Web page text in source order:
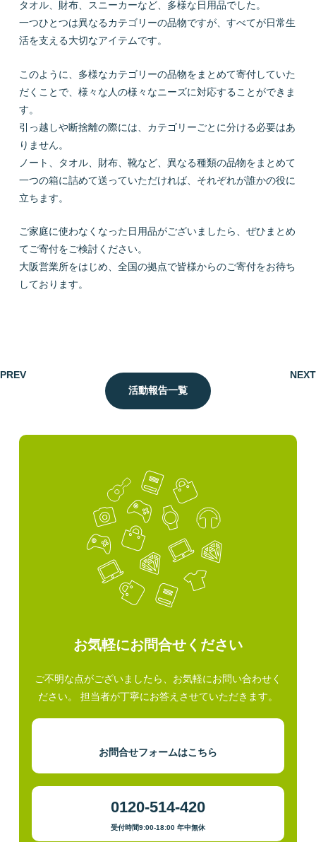
タオル、財布、スニーカーなど、多様な日用品でした。
一つひとつは異なるカテゴリーの品物ですが、すべてが日常生
活を支える大切なアイテムです。
このように、多様なカテゴリーの品物をまとめて寄付していた
だくことで、様々な人の様々なニーズに対応することができま
す。
引っ越しや断捨離の際には、カテゴリーごとに分ける必要はあ
りません。
ノート、タオル、財布、靴など、異なる種類の品物をまとめて
一つの箱に詰めて送っていただければ、それぞれが誰かの役に
立ちます。
ご家庭に使わなくなった日用品がございましたら、ぜひまとめ
てご寄付をご検討ください。
大阪営業所をはじめ、全国の拠点で皆様からのご寄付をお待ち
しております。
PREV
活動報告一覧
NEXT
お気軽にお問合せください
ご不明な点がございましたら、お気軽にお問い合わせく
ださい。 担当者が丁寧にお答えさせていただきます。
お問合せフォームはこちら
0120-514-420
受付時間9:00-18:00 年中無休